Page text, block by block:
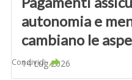
autonomia e
cambiano le
14 Lug 2026
Condividi